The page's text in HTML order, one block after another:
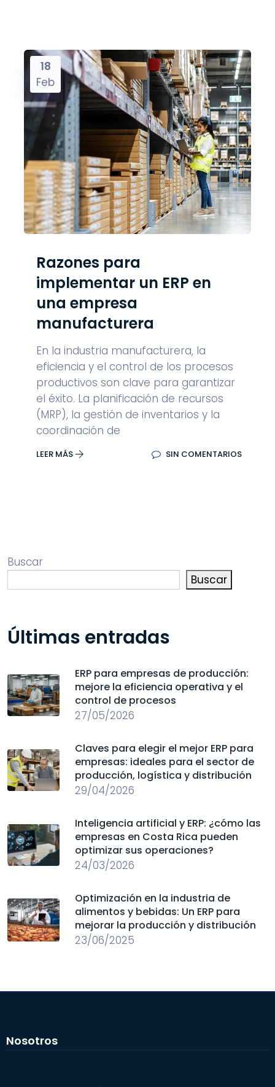
18
Feb
Razones para
implementar un ERP en
una empresa
manufacturera
En la industria manufacturera, la
eficiencia y el control de los procesos
productivos son clave para garantizar
el éxito. La planificación de recursos
(MRP), la gestión de inventarios y la
coordinación de
LEER MÁS SIN COMENTARIOS
Buscar
Buscar
Últimas entradas
ERP para empresas de producción:
mejore la eficiencia operativa y el
control de procesos
27/05/2026
Claves para elegir el mejor ERP para
empresas: ideales para el sector de
producción, logística y distribución
29/04/2026
Inteligencia artificial y ERP: ¿cómo las
empresas en Costa Rica pueden
optimizar sus operaciones?
24/03/2026
Optimización en la industria de
alimentos y bebidas: Un ERP para
mejorar la producción y distribución
23/06/2025
Nosotros